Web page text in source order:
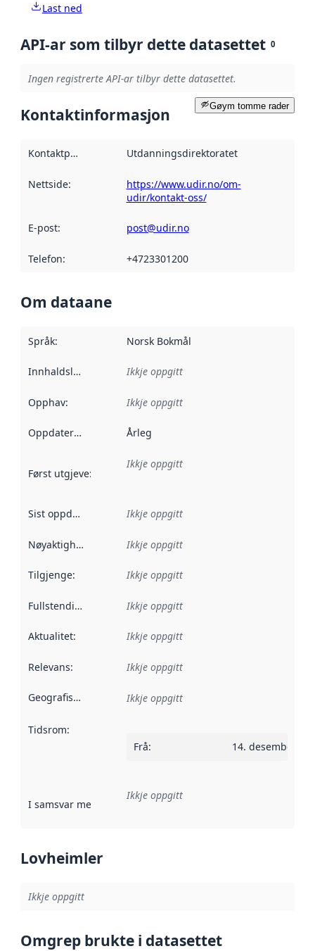
Last ned
API-ar som tilbyr dette datasettet 0
Ingen registrerte API-ar tilbyr dette datasettet.
Gøym tomme rader
Kontaktinformasjon
Kontaktpunkt Utdanningsdirektoratet
Nettside:
https://www.udir.no/om-
udir/kontakt-oss/
E-post: post@udir.no
Telefon: +4723301200
Om dataane
Språk: Norsk Bokmål
Innhaldsleverandørar :
Ikkje oppgitt
Opphav: Ikkje oppgitt
Oppdateringsfrekvens :
Årleg
Først utgjeve: Denne datoen seier når dataa i dette
Ikkje oppgitt
Sist oppdatert Ikkje oppgitt
Nøyaktigheit Ikkje oppgitt
Tilgjenge: Ikkje oppgitt
Fullstendigheit Ikkje oppgitt
Aktualitet: Ikkje oppgitt
Relevans: Ikkje oppgitt
Geografisk område Ikkje oppgitt
Tidsrom:
Frå: 14. desember
I samsvar med Referanse til ei implementeringsregel eller
Ikkje oppgitt
Lovheimler
Ikkje oppgitt
Omgrep brukte i datasettet